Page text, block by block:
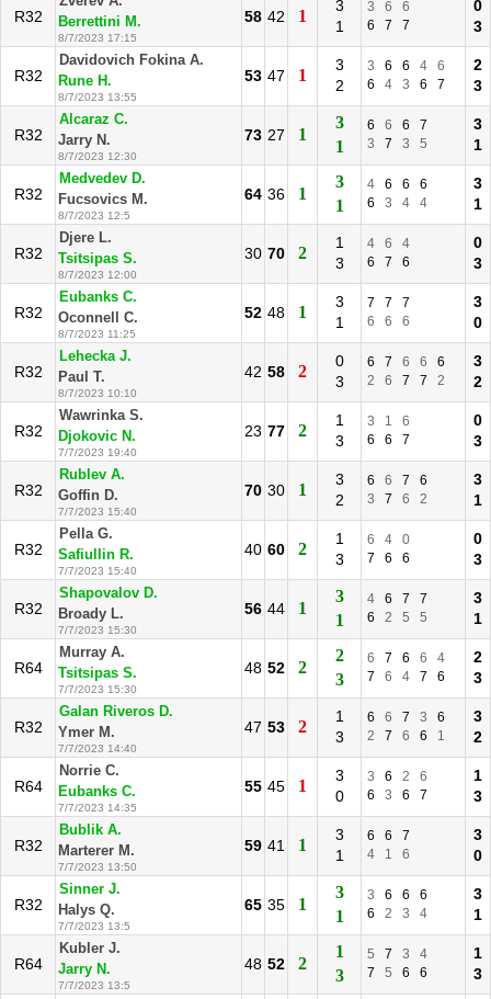
R32
Berrettini M.
8/7/2023 17:15
58 42 1
3
1
3 6
6
6
7 7
0
3
R32
Davidovich Fokina A.
Rune H.
8/7/2023 13:55
53 47 1
3
2
3 6 6 4
6
6
4 3 6 7
2
3
R32
Alcaraz C.
Jarry N.
8/7/2023 12:30
73 27 1
3
1
6 6 6
7
3
7 3 5
3
1
R32
Medvedev D.
Fucsovics M.
8/7/2023 12:5
64 36 1
3
1
4 6 6
6
6
3 4 4
3
1
R32
Djere L.
Tsitsipas S.
8/7/2023 12:00
30 70 2
1
3
4 6
4
6
7 6
0
3
R32
Eubanks C.
Oconnell C.
8/7/2023 11:25
52 48 1
3
1
7 7
7
6
6 6
3
0
R32
Lehecka J.
Paul T.
8/7/2023 10:10
42 58 2
0
3
6 7 6 6
6
2
6 7 7 2
3
2
R32
Wawrinka S.
Djokovic N.
7/7/2023 19:40
23 77 2
1
3
3 1
6
6
6 7
0
3
R32
Rublev A.
Goffin D.
7/7/2023 15:40
70 30 1
3
2
6 6 7
6
3
7 6 2
3
1
R32
Pella G.
Safiullin R.
7/7/2023 15:40
40 60 2
1
3
6 4
0
7
6 6
0
3
R32
Shapovalov D.
Broady L.
7/7/2023 15:30
56 44 1
3
1
4 6 7
7
6
2 5 5
3
1
R64
Murray A.
Tsitsipas S.
7/7/2023 15:30
48 52 2
2
3
6 7 6 6
4
7
6 4 7 6
2
3
R32
Galan Riveros D.
Ymer M.
7/7/2023 14:40
47 53 2
1
3
6 6 7 3
6
2
7 6 6 1
3
2
R64
Norrie C.
Eubanks C.
7/7/2023 14:35
55 45 1
3
0
3 6 2
6
6
3 6 7
1
3
R32
Bublik A.
Marterer M.
7/7/2023 13:50
59 41 1
3
1
6 6
7
4
1 6
3
0
R32
Sinner J.
Halys Q.
7/7/2023 13:5
65 35 1
3
1
3 6 6
6
6
2 3 4
3
1
R64
Kubler J.
Jarry N.
7/7/2023 13:5
48 52 2
1
3
5 7 3
4
7
5 6 6
1
3